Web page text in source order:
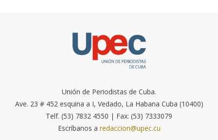
Unión de Periodistas de Cuba.
Ave. 23 # 452 esquina a I, Vedado, La Habana Cuba (10400)
Telf. (53) 7832 4550 | Fax: (53) 7333079
Escríbanos a redaccion@upec.cu